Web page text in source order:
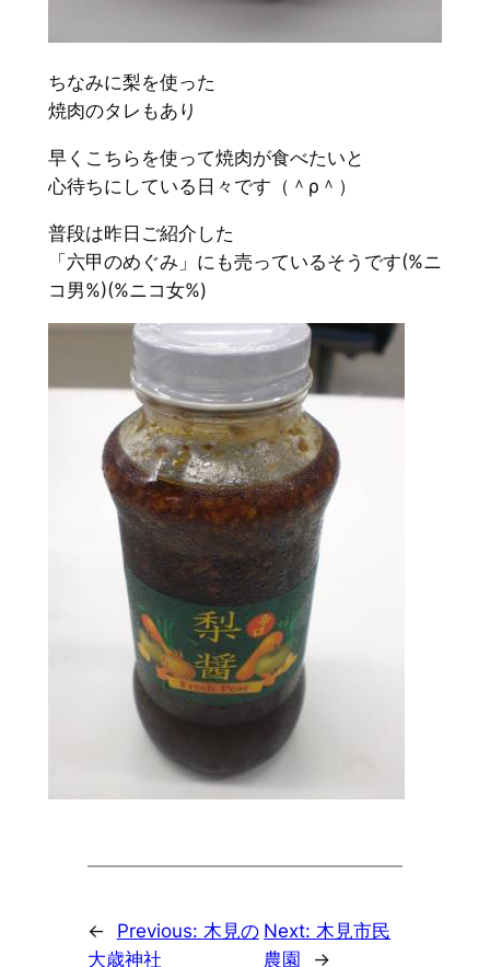
ちなみに梨を使った
焼肉のタレもあり
早くこちらを使って焼肉が食べたいと
心待ちにしている日々です（＾ρ＾）
普段は昨日ご紹介した
「六甲のめぐみ」にも売っているそうです(%ニ
コ男%)(%ニコ女%)
← Previous: 木見の
大歳神社
Next: 木見市民
農園
→